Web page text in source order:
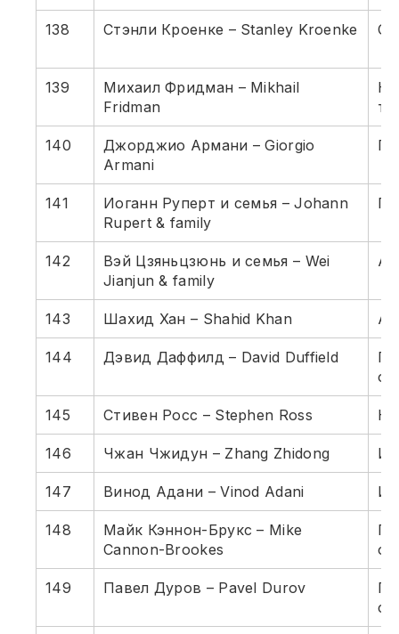
138 Стэнли Кроенке – Stanley Kroenke
139
Михаил Фридман – Mikhail
Fridman
140
Джорджио Армани – Giorgio
Armani
141
Иоганн Руперт и семья – Johann
Rupert & family
142
Вэй Цзяньцзюнь и семья – Wei
Jianjun & family
143 Шахид Хан – Shahid Khan
144 Дэвид Даффилд – David Duffield
145 Стивен Росс – Stephen Ross
146 Чжан Чжидун – Zhang Zhidong
147 Винод Адани – Vinod Adani
148
Майк Кэннон-Брукс – Mike
Cannon-Brookes
149 Павел Дуров – Pavel Durov